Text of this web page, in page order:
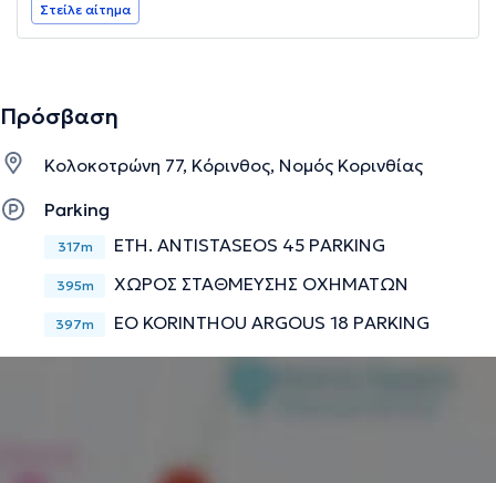
Στείλε αίτημα
Πρόσβαση
Κολοκοτρώνη 77, Κόρινθος, Νομός Κορινθίας
Parking
317m ETH. ANTISTASEOS 45 PARKING
395m ΧΩΡΟΣ ΣΤΑΘΜΕΥΣΗΣ ΟΧΗΜΑΤΩΝ
397m EO KORINTHOU ARGOUS 18 PARKING